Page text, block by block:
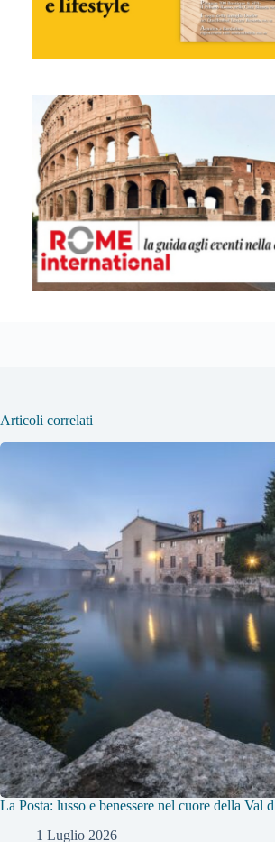
Articoli correlati
La Posta: lusso e benessere nel cuore della Val
1 Luglio 2026